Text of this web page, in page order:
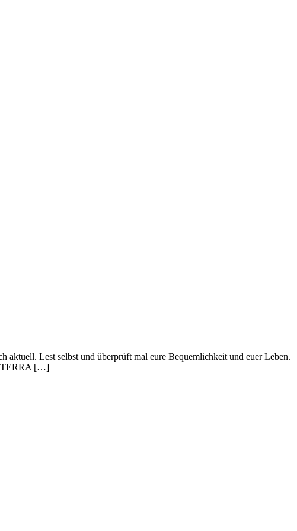
aktuell. Lest selbst und überprüft mal eure Bequemlichkeit und euer Leben.
[…]